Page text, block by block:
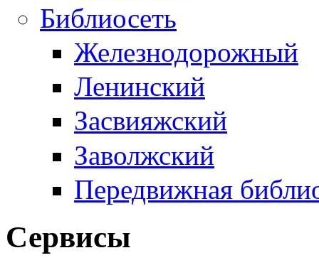
Библиосеть
Железнодорожный
Ленинский
Засвияжский
Заволжский
Передвижная
Сервисы